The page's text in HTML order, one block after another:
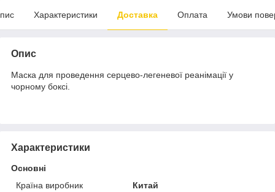
Характеристики Доставка Оплата Умови
Опис
Маска для проведення серцево-легеневої реанімації у
чорному боксі.
Характеристики
Основні
Країна виробник
Китай